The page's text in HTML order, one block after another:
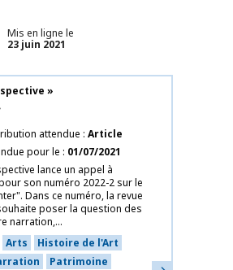
Mis en ligne le
23 juin 2021
»
attendue Article
pour le
01/07/2021
lance un appel à
son numéro 2022-2 sur le
Dans ce numéro, la revue
poser la question des
narration,...
Arts
Histoire de l'Art
Patrimoine